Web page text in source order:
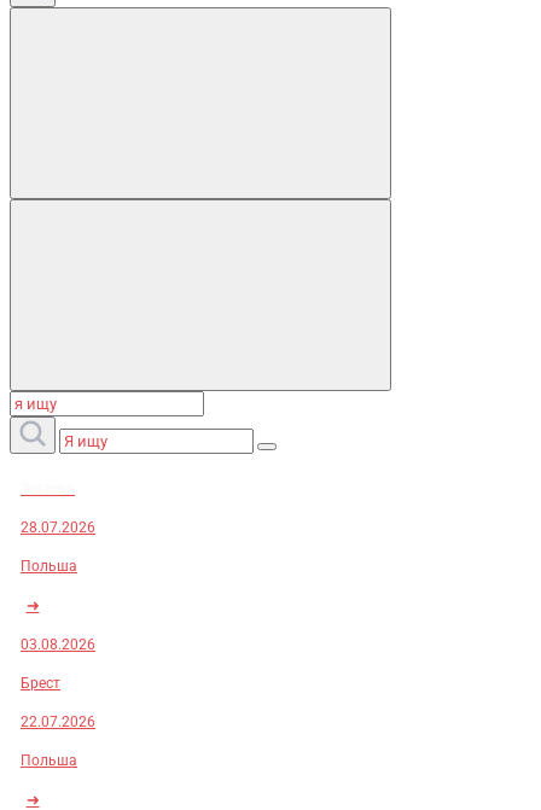
28.07.2026
Польша
➜
03.08.2026
Брест
22.07.2026
Польша
➜